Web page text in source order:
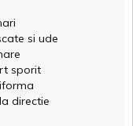
si ude
sporit
directie